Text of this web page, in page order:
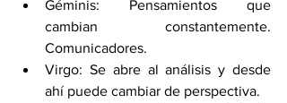
Géminis: Pensamientos que
cambian constantemente.
Comunicadores.
Virgo: Se abre al análisis y desde
ahí puede cambiar de perspectiva.